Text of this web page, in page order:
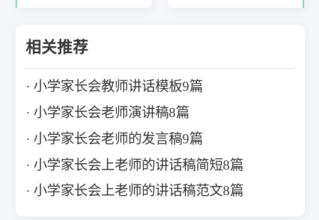
相关推荐
小学家长会教师讲话模板9篇
小学家长会老师演讲稿8篇
小学家长会老师的发言稿9篇
小学家长会上老师的讲话稿简短8篇
小学家长会上老师的讲话稿范文8篇